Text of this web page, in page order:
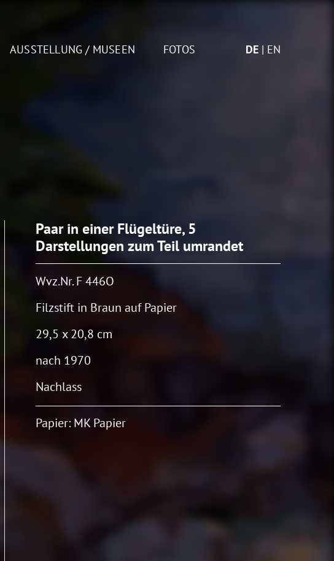
AUSSTELLUNG / MUSEEN FOTOS DE EN
Paar in einer Flügeltüre, 5
Darstellungen zum Teil umrandet
Wvz.Nr. F 446O
Filzstift in Braun auf Papier
29,5 x 20,8 cm
nach 1970
Nachlass
Papier: MK Papier